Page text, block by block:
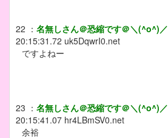
22 ： 名無しさん＠恐縮です＠＼(^o^)／
20:15:31.72 uk5DqwrI0.net
ですよねー
23 ： 名無しさん＠恐縮です＠＼(^o^)／
20:15:41.07 hr4LBmSV0.net
余裕